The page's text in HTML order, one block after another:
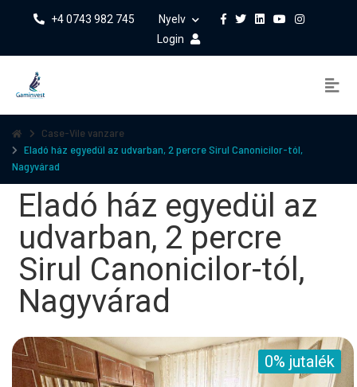
+4 0743 982 745
Nyelv
Login
Case-Vile vanzare
Eladó ház egyedül az udvarban, 2 percre Sirul Canonicilor-tól,
Nagyvárad
Eladó ház egyedül az
udvarban, 2 percre
Sirul Canonicilor-tól,
Nagyvárad
0% jutalék